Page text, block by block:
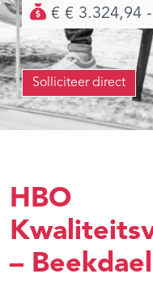
€ € 3.324,94
Solliciteer direct
HBO
–